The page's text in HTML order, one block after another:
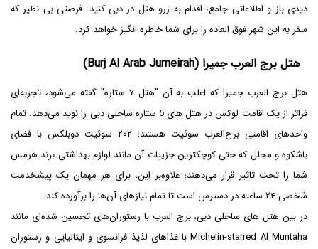
دیدی باز و اطلاعاتی جامع، اقدام به زرو هتل در دبی کنید. فرصتی بی نظیر که
سفر به این شهر فوق العاده را برای شما خاطره انگیز خواهد کرد.
هتل برج العرب جمیرا (Burj Al Arab Jumeirah)
هتل برج العرب جمیرا که اغلب به آن "هتل ۷ ستاره" گفته می‌شود، تجربه‌ای
فراتر از یک اقامت لوکس در هتل های 5 ستاره ساحلی دبی را نوید می‌دهد. تمام
واحدهای اقامتی برج‌العرب سوئیت هستند؛ ۲۰۲ سوئیت دوبلکس با فضای
باشکوه و مجلل که حتی کوچکترین جزییات آن مانند لوازم بهداشتی برند هرمس
شما را تحت تاثیر قرار می‌دهند؛ علاوه‌بر این، برای هر مهمان یک پیشخدمت
شخصی ۲۴ ساعته در دسترس است تا تمام نیازهای آن‌ها را برآورده کند.
در بین هتل های ساحلی دبی، برج العرب با رستوران‌های تحسین شده‌ای مانند
Michelin-starred Al Muntaha با غذاهای لذیذ فرانسوی و ایتالیایی و رستوران